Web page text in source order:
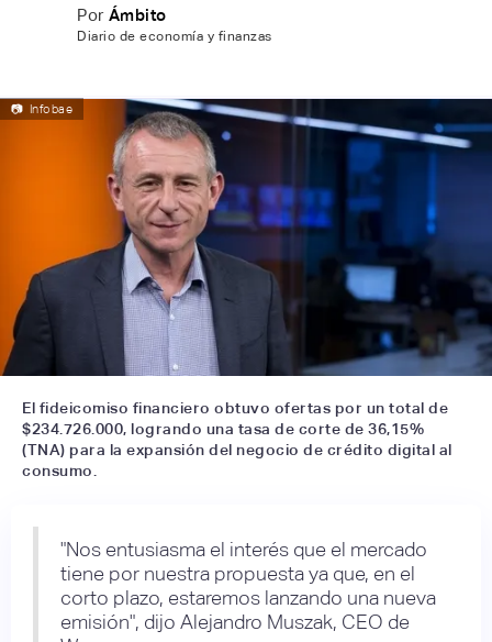
Por Ámbito
Diario de economía y finanzas
📷 Infobae
El fideicomiso financiero obtuvo ofertas por un total de
$234.726.000, logrando una tasa de corte de 36,15%
(TNA) para la expansión del negocio de crédito digital al
consumo.
"Nos entusiasma el interés que el mercado
tiene por nuestra propuesta ya que, en el
corto plazo, estaremos lanzando una nueva
emisión", dijo Alejandro Muszak, CEO de